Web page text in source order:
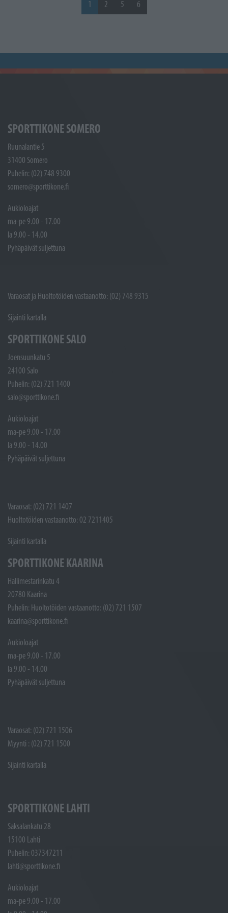
1 2 5 6
SPORTTIKONE SOMERO
Ruunalantie 5
31400 Somero
Puhelin: (02) 748 9300
somero@sporttikone.fi
Aukioloajat
ma-pe 9.00 - 17.00
la 9.00 - 14.00
Pyhäpäivät suljettuna
Varaosat ja Huoltotöiden vastaanotto: (02) 748 9315
Sijainti kartalla
SPORTTIKONE SALO
Joensuunkatu 5
24100 Salo
Puhelin: (02) 721 1400
salo@sporttikone.fi
Aukioloajat
ma-pe 9.00 - 17.00
la 9.00 - 14.00
Pyhäpäivät suljettuna
Varaosat: (02) 721 1407
Huoltotöiden vastaanotto: 02 7211405
Sijainti kartalla
SPORTTIKONE KAARINA
Hallimestarinkatu 4
20780 Kaarina
Puhelin: Huoltotöiden vastaanotto: (02) 721 1507
kaarina@sporttikone.fi
Aukioloajat
ma-pe 9.00 - 17.00
la 9.00 - 14.00
Pyhäpäivät suljettuna
Varaosat: (02) 721 1506
Myynti : (02) 721 1500
Sijainti kartalla
SPORTTIKONE LAHTI
Saksalankatu 28
15100 Lahti
Puhelin: 037347211
lahti@sporttikone.fi
Aukioloajat
ma-pe 9.00 - 17.00